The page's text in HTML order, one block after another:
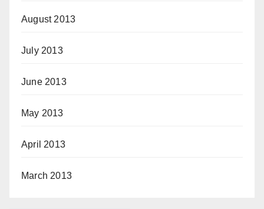
August 2013
July 2013
June 2013
May 2013
April 2013
March 2013